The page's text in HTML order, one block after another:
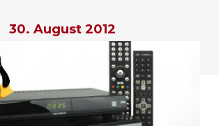
30. August 2012